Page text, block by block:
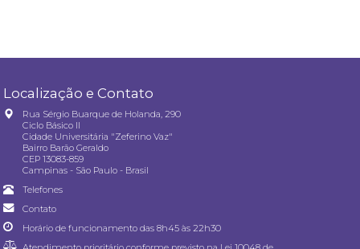
Localização e Contato
Rua Sérgio Buarque de Holanda, 290
Ciclo Básico II
Cidade Universitária "Zeferino Vaz"
Bairro Barão Geraldo
CEP 13083-859
Campinas - São Paulo - Brasil
Telefones
Contato
Horário de funcionamento das 8h45 às 22h30